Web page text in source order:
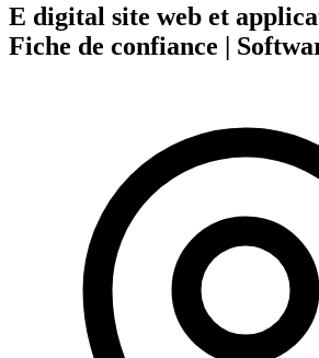
E digital site web et
Fiche de confiance |